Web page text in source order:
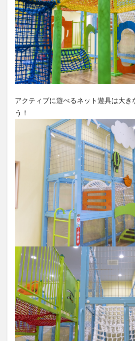
アクティブに遊べるネット遊具は大き
う！